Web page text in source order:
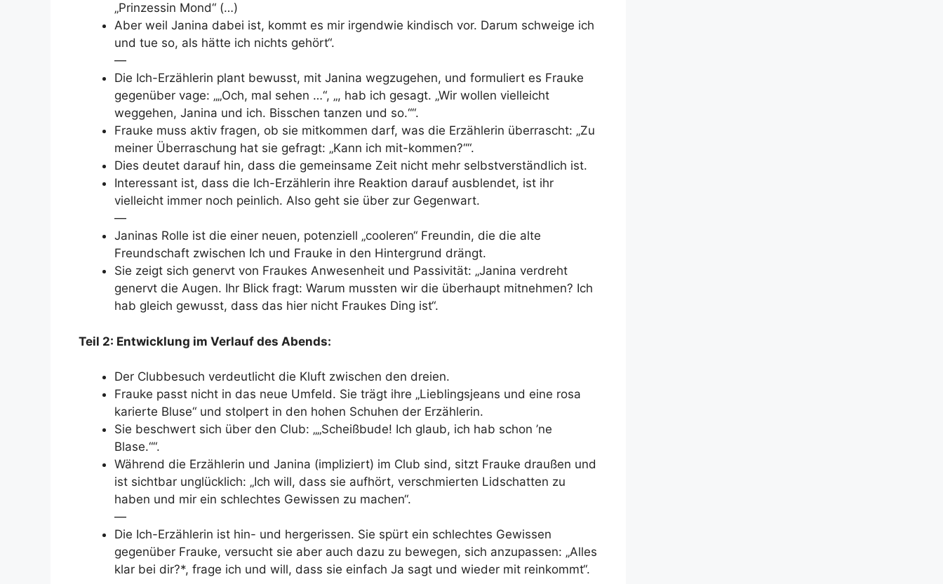
„Prinzessin Mond“ (…)
Aber weil Janina dabei ist, kommt es mir irgendwie kindisch vor. Darum schweige ich
und tue so, als hätte ich nichts gehört“.
—
Die Ich-Erzählerin plant bewusst, mit Janina wegzugehen, und formuliert es Frauke
gegenüber vage: „„Och, mal sehen …“, „, hab ich gesagt. „Wir wollen vielleicht
weggehen, Janina und ich. Bisschen tanzen und so.““.
Frauke muss aktiv fragen, ob sie mitkommen darf, was die Erzählerin überrascht: „Zu
meiner Überraschung hat sie gefragt: „Kann ich mit-kommen?““.
Dies deutet darauf hin, dass die gemeinsame Zeit nicht mehr selbstverständlich ist.
Interessant ist, dass die Ich-Erzählerin ihre Reaktion darauf ausblendet, ist ihr
vielleicht immer noch peinlich. Also geht sie über zur Gegenwart.
—
Janinas Rolle ist die einer neuen, potenziell „cooleren“ Freundin, die die alte
Freundschaft zwischen Ich und Frauke in den Hintergrund drängt.
Sie zeigt sich genervt von Fraukes Anwesenheit und Passivität: „Janina verdreht
genervt die Augen. Ihr Blick fragt: Warum mussten wir die überhaupt mitnehmen? Ich
hab gleich gewusst, dass das hier nicht Fraukes Ding ist“.
Teil 2: Entwicklung im Verlauf des Abends:
Der Clubbesuch verdeutlicht die Kluft zwischen den dreien.
Frauke passt nicht in das neue Umfeld. Sie trägt ihre „Lieblingsjeans und eine rosa
karierte Bluse“ und stolpert in den hohen Schuhen der Erzählerin.
Sie beschwert sich über den Club: „„Scheißbude! Ich glaub, ich hab schon ’ne
Blase.““.
Während die Erzählerin und Janina (impliziert) im Club sind, sitzt Frauke draußen und
ist sichtbar unglücklich: „Ich will, dass sie aufhört, verschmierten Lidschatten zu
haben und mir ein schlechtes Gewissen zu machen“.
—
Die Ich-Erzählerin ist hin- und hergerissen. Sie spürt ein schlechtes Gewissen
gegenüber Frauke, versucht sie aber auch dazu zu bewegen, sich anzupassen: „Alles
klar bei dir?*, frage ich und will, dass sie einfach Ja sagt und wieder mit reinkommt“.